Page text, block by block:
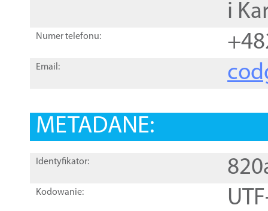
i
Numer telefonu:
Email:
METADANE:
Identyfikator:
Kodowanie: